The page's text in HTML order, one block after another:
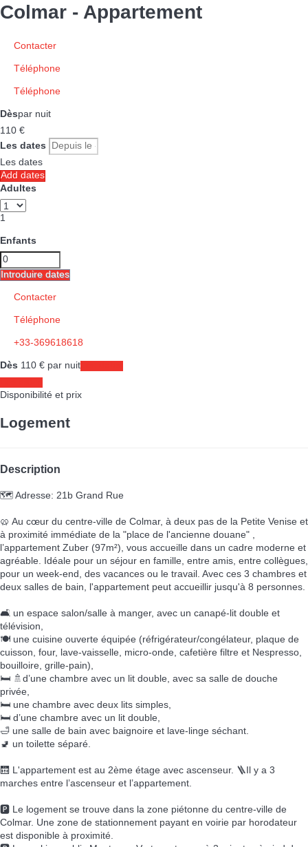
Colmar - Appartement
Contacter
Téléphone
Téléphone
Dèspar nuit
110 €
Les dates
Les dates
Add dates
Adultes
1
Enfants
Introduire dates
Contacter
Téléphone
+33-369618618
Dès 110 € par nuit
Disponibilité et prix
Logement
Description
🗺️ Adresse: 21b Grand Rue
🥨 Au cœur du centre-ville de Colmar, à deux pas de la Petite Venise et
à proximité immédiate de la "place de l'ancienne douane" ,
l’appartement Zuber (97m²), vous accueille dans un cadre moderne et
agréable. Idéale pour un séjour en famille, entre amis, entre collègues,
pour un week-end, des vacances ou le travail. Avec ces 3 chambres et
deux salles de bain, l'appartement peut accueillir jusqu'à 8 personnes.
🛋️ un espace salon/salle à manger, avec un canapé-lit double et
télévision,
🍽️ une cuisine ouverte équipée (réfrigérateur/congélateur, plaque de
cuisson, four, lave-vaisselle, micro-onde, cafetière filtre et Nespresso,
bouilloire, grille-pain),
🛏️ 🚿d’une chambre avec un lit double, avec sa salle de douche
privée,
🛏️ une chambre avec deux lits simples,
🛏️ d’une chambre avec un lit double,
🛁 une salle de bain avec baignoire et lave-linge séchant.
🚽 un toilette séparé.
🛗 L'appartement est au 2ème étage avec ascenseur. 🪜Il y a 3
marches entre l’ascenseur et l’appartement.
🅿️ Le logement se trouve dans la zone piétonne du centre-ville de
Colmar. Une zone de stationnement payant en voirie par horodateur
est disponible à proximité.